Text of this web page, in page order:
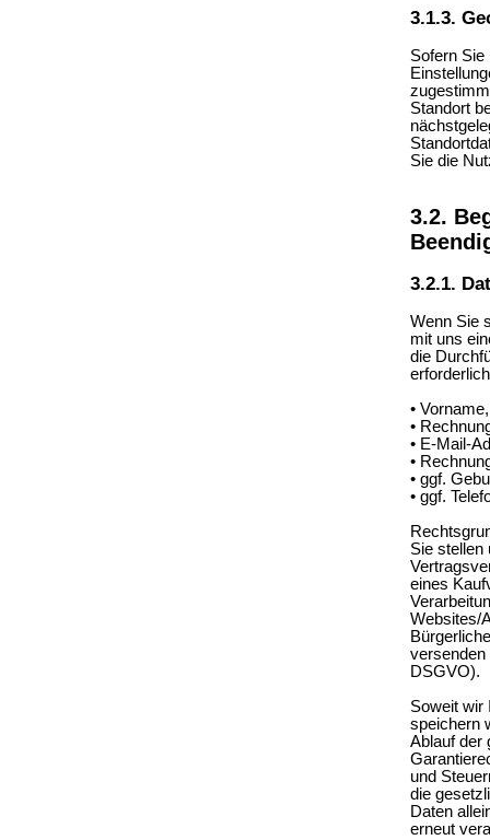
3.1.3.
Sofern
Standort
Sie die
3.2.
3.2.1.
Wenn Sie
mit uns
die
•
•
• E-Mail-
•
• ggf.
• ggf.
Sie stellen
eines
Websites/
versenden
DSGVO).
Soweit wir
speichern
Ablauf der
und
die
Daten
erneut